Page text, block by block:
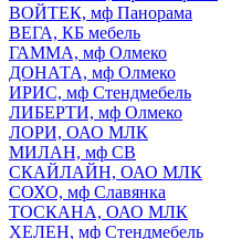
ВОЙТЕК, мф Панорама
ВЕГА, КБ мебель
ГАММА, мф Олмеко
ДОНАТА, мф Олмеко
ИРИС, мф Стендмебель
ЛИБЕРТИ, мф Олмеко
ЛОРИ, ОАО МЛК
МИЛАН, мф СВ
СКАЙЛАЙН, ОАО МЛК
СОХО, мф Славянка
ТОСКАНА, ОАО МЛК
ХЕЛЕН, мф Стендмебель